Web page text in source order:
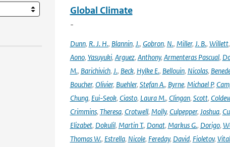
Global Climate
-
Dunn, R. J. H., Blannin, J., Gobron, N., Miller, J. B., Willett,
Aono, Yasuyuki, Arguez, Anthony, Armenteras Pascual,
M., Barichivich, J., Beck, Hylke E., Bellouin, Nicolas,
Boucher, Olivier, Buehler, Stefan A., Byrne, Michael P,
Chung, Eui-Seok, Ciasto, Laura M., Clingan, Scott,
Crimmins, Theresa, Crotwell, Molly, Culpepper, Joshua,
Elizabet, Dokulil, Martin T., Donat, Markus G., Dorigo,
Thomas W., Estrella, Nicole, Fereday, David, Fioletov,